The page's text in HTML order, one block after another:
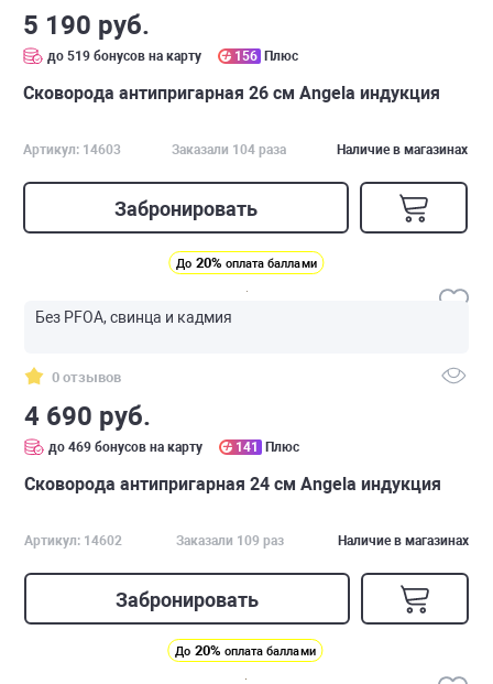
5 190 руб.
до 519 бонусов на карту 156 Плюс
Сковорода антипригарная 26 см Angela индукция
Артикул: 14603 Заказали 104 раза Наличие в магазинах
Забронировать
До 20% оплата баллами
Без PFOA, свинца и кадмия
0 отзывов
4 690 руб.
до 469 бонусов на карту 141 Плюс
Сковорода антипригарная 24 см Angela индукция
Артикул: 14602 Заказали 109 раз Наличие в магазинах
Забронировать
До 20% оплата баллами